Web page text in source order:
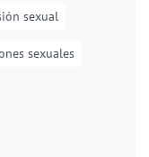
sexual
sexuales